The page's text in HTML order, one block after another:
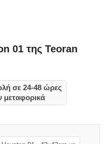
01 της Teoran
σε 24-48 ώρες